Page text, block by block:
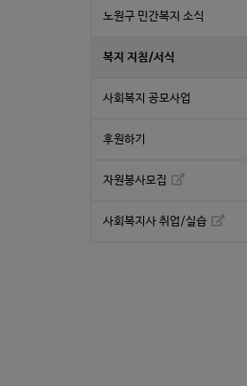
노원구 민간복지 소식
복지 지침/서식
사회복지 공모사업
후원하기
자원봉사모집
사회복지사 취업/실습